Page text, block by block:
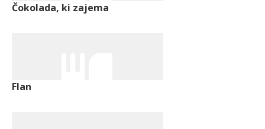
Čokolada, ki zajema
Flan